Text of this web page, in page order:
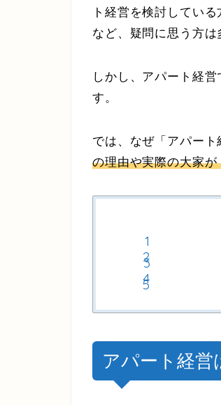
ト経営を検討してい
など、疑問に思う方は
しかし、アパート経
す。
では、なぜ「アパート
の理由や実際の大家
アパート経営